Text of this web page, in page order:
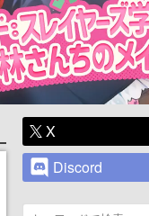
X
Discord